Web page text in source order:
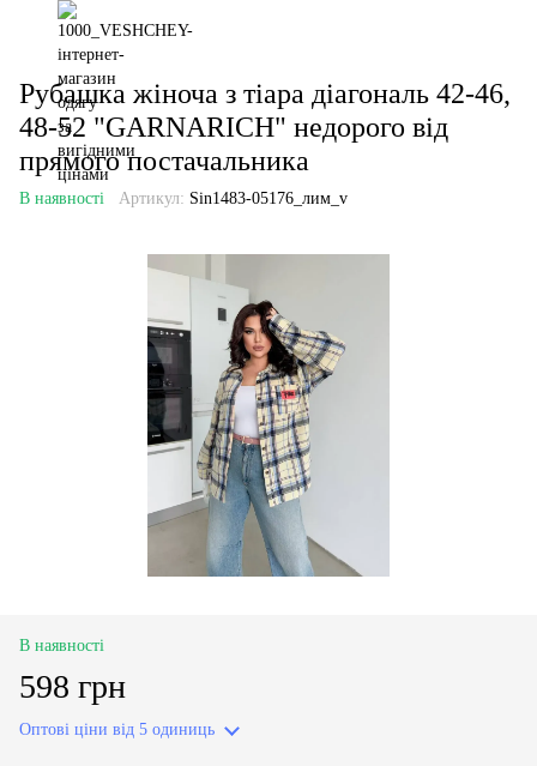
Рубашка жіноча з тіара діагональ 42-46,
48-52 "GARNARICH" недорого від
прямого постачальника
В наявності Артикул: Sin1483-05176_лим_v
В наявності
598 грн
Оптові ціни від 5 одиниць